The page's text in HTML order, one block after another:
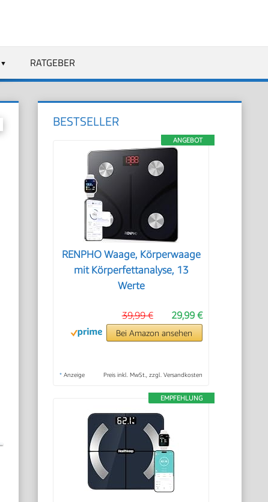
RATGEBER
BESTSELLER
ANGEBOT
RENPHO Waage, Körperwaage
mit Körperfettanalyse, 13
Werte
29,99 €
39,99 €
Bei Amazon ansehen
* Anzeige Preis inkl. MwSt., zzgl. Versandkosten
EMPFEHLUNG